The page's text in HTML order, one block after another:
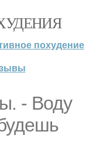
похудение
- Воду